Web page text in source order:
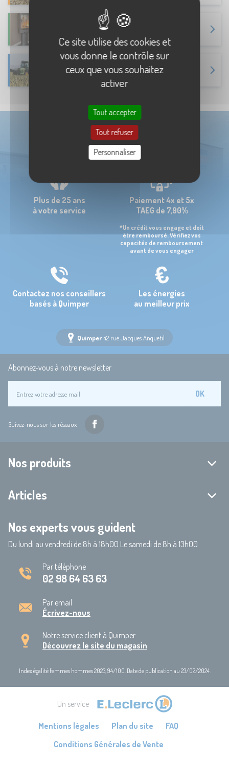
Bûches de bois densifié
Prix duGasoil non routier
Plus de 25 ans
à votre service
Paiement 4x et 5x
TAEG de 7,90%
*Un crédit vous engage et doit
être remboursé. Vérifiez vos
capacités de remboursement
avant de vous engager
Contactez nos conseillers
basés à Quimper
Les énergies
au meilleur prix
Quimper42 rue Jacques Anquetil
Abonnez-vous à notre newsletter
OK
Suivez-nous sur les réseaux
Nos produits
Articles
Nos experts vous guident
Du lundi au vendredi de 8h à 18h00 Le samedi de 8h à 13h00
Par téléphone
02 98 64 63 63
Par email
Écrivez-nous
Notre service client à Quimper
Découvrez le site du magasin
Index égalité femmes hommes 2023, 94/100. Date de publication au 23/02/2024.
Un service
Mentions légales Plan du site
FAQ
Conditions Générales de Vente
Ce site utilise des cookies et
vous donne le contrôle sur
ceux que vous souhaitez
activer
Tout accepter
Tout refuser
Personnaliser